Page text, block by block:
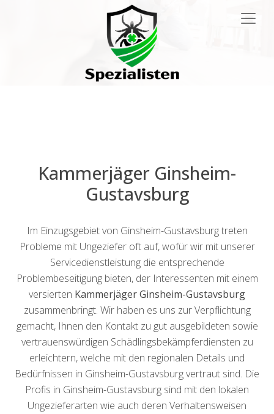
Kammerjäger Ginsheim-
Gustavsburg
Im Einzugsgebiet von Ginsheim-Gustavsburg treten
Probleme mit Ungeziefer oft auf, wofür wir mit unserer
Servicedienstleistung die entsprechende
Problembeseitigung bieten, der Interessenten mit einem
versierten Kammerjäger Ginsheim-Gustavsburg
zusammenbringt. Wir haben es uns zur Verpflichtung
gemacht, Ihnen den Kontakt zu gut ausgebildeten sowie
vertrauenswürdigen Schädlingsbekämpferdiensten zu
erleichtern, welche mit den regionalen Details und
Bedürfnissen in Ginsheim-Gustavsburg vertraut sind. Die
Profis in Ginsheim-Gustavsburg sind mit den lokalen
Ungezieferarten wie auch deren Verhaltensweisen